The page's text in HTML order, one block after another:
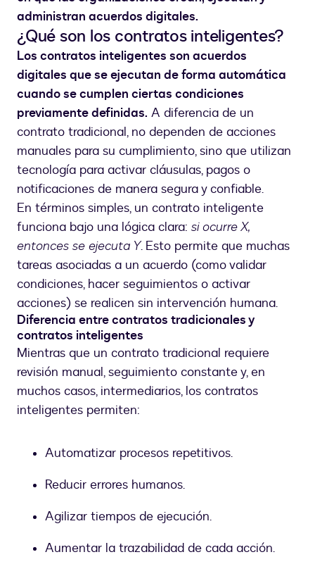
administran acuerdos digitales.
¿Qué son los contratos inteligentes?
Los contratos inteligentes son acuerdos
digitales que se ejecutan de forma automática
cuando se cumplen ciertas condiciones
previamente definidas. A diferencia de un
contrato tradicional, no dependen de acciones
manuales para su cumplimiento, sino que utilizan
tecnología para activar cláusulas, pagos o
notificaciones de manera segura y confiable.
En términos simples, un contrato inteligente
funciona bajo una lógica clara: si ocurre X,
entonces se ejecuta Y. Esto permite que muchas
tareas asociadas a un acuerdo (como validar
condiciones, hacer seguimientos o activar
acciones) se realicen sin intervención humana.
Diferencia entre contratos tradicionales y
contratos inteligentes
Mientras que un contrato tradicional requiere
revisión manual, seguimiento constante y, en
muchos casos, intermediarios, los contratos
inteligentes permiten:
Automatizar procesos repetitivos.
Reducir errores humanos.
Agilizar tiempos de ejecución.
Aumentar la trazabilidad de cada acción.